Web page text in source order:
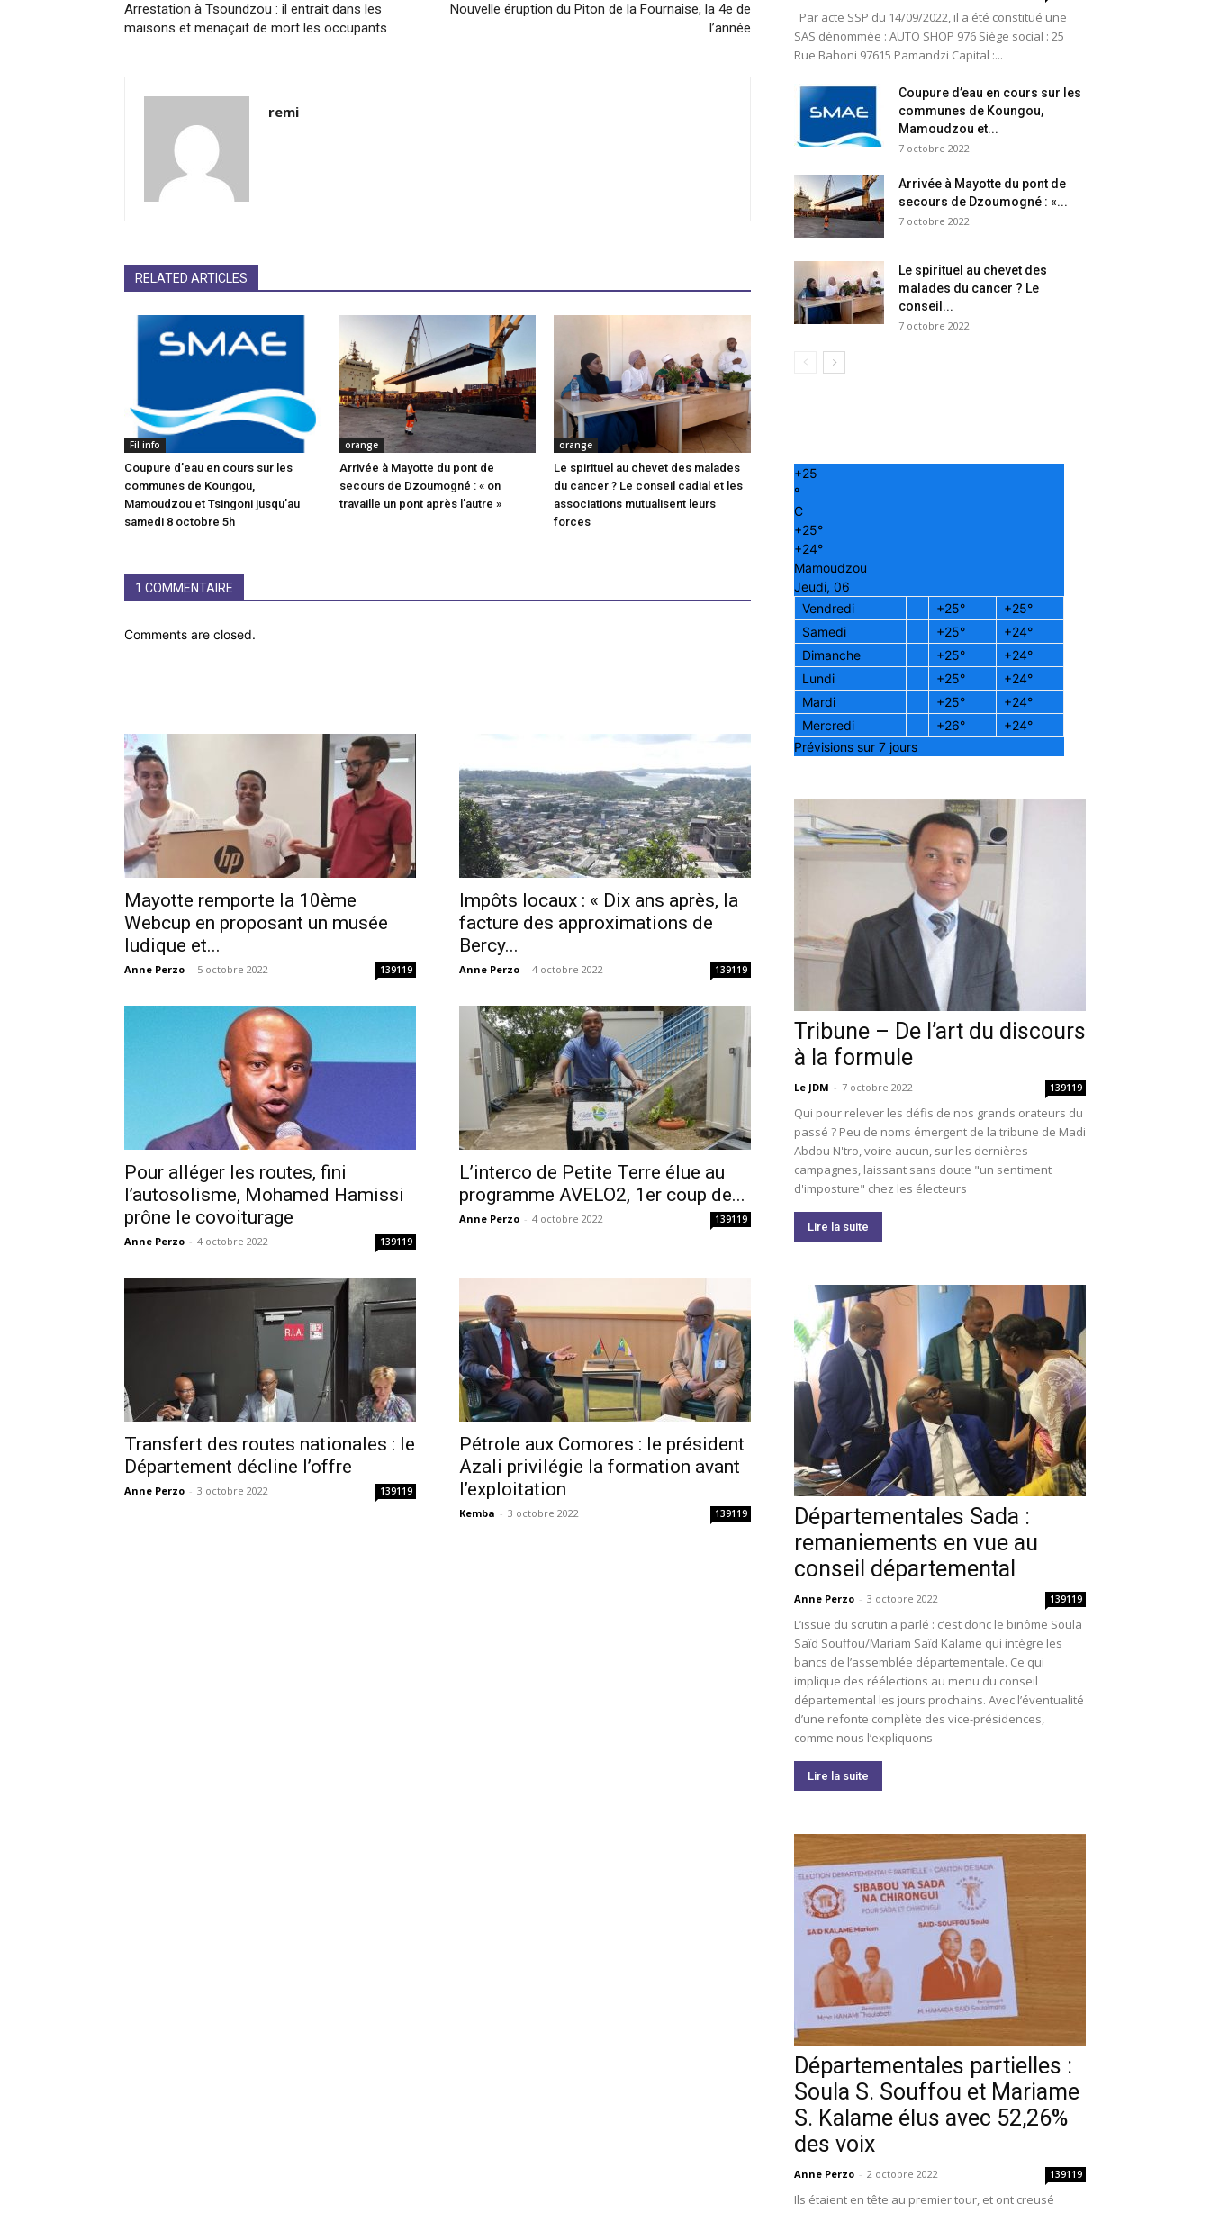
Arrestation à Tsoundzou : il entrait dans les
maisons et menaçait de mort les occupants
Nouvelle éruption du Piton de la Fournaise, la 4e de
l’année
remi
RELATED ARTICLES
Fil info
Coupure d’eau en cours sur les
communes de Koungou,
Mamoudzou et Tsingoni jusqu’au
samedi 8 octobre 5h
orange
Arrivée à Mayotte du pont de
secours de Dzoumogné : « on
travaille un pont après l’autre »
orange
Le spirituel au chevet des malades
du cancer ? Le conseil cadial et les
associations mutualisent leurs
forces
1 COMMENTAIRE
Comments are closed.
Mayotte remporte la 10ème
Webcup en proposant un musée
ludique et...
Anne Perzo - 5 octobre 2022 139119
Impôts locaux : « Dix ans après, la
facture des approximations de
Bercy...
Anne Perzo - 4 octobre 2022 139119
Pour alléger les routes, fini
l’autosolisme, Mohamed Hamissi
prône le covoiturage
Anne Perzo - 4 octobre 2022 139119
L’interco de Petite Terre élue au
programme AVELO2, 1er coup de...
Anne Perzo - 4 octobre 2022 139119
Transfert des routes nationales : le
Département décline l’offre
Anne Perzo - 3 octobre 2022 139119
Pétrole aux Comores : le président
Azali privilégie la formation avant
l’exploitation
Kemba - 3 octobre 2022 139119
Par acte SSP du 14/09/2022, il a été constitué une
SAS dénommée : AUTO SHOP 976 Siège social : 25
Rue Bahoni 97615 Pamandzi Capital :...
Coupure d’eau en cours sur les
communes de Koungou,
Mamoudzou et...
7 octobre 2022
Arrivée à Mayotte du pont de
secours de Dzoumogné : «...
7 octobre 2022
Le spirituel au chevet des
malades du cancer ? Le
conseil...
7 octobre 2022
+25
°
C
+25°
+24°
Mamoudzou
Jeudi, 06
Vendredi
+25° +25°
Samedi
+25° +24°
Dimanche
+25° +24°
Lundi
+25° +24°
Mardi
+25° +24°
Mercredi
+26° +24°
Prévisions sur 7 jours
Tribune – De l’art du discours
à la formule
Le JDM - 7 octobre 2022 139119
Qui pour relever les défis de nos grands orateurs du
passé ? Peu de noms émergent de la tribune de Madi
Abdou N'tro, voire aucun, sur les dernières
campagnes, laissant sans doute "un sentiment
d'imposture" chez les électeurs
Lire la suite
Départementales Sada :
remaniements en vue au
conseil départemental
Anne Perzo - 3 octobre 2022 139119
L’issue du scrutin a parlé : c’est donc le binôme Soula
Saïd Souffou/Mariam Saïd Kalame qui intègre les
bancs de l’assemblée départementale. Ce qui
implique des réélections au menu du conseil
départemental les jours prochains. Avec l’éventualité
d’une refonte complète des vice-présidences,
comme nous l’expliquons
Lire la suite
Départementales partielles :
Soula S. Souffou et Mariame
S. Kalame élus avec 52,26%
des voix
Anne Perzo - 2 octobre 2022 139119
Ils étaient en tête au premier tour, et ont creusé